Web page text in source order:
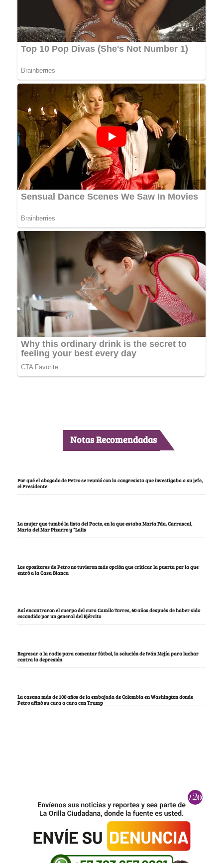
Notas Recomendadas
Por qué el abogado de Petro se reunió con la congresista que investigaba a su jefe,
el Presidente
La mujer que tumbó la lista del Pacto, en la que estaba María Fda. Carrascal,
María del Mar Pizarro y “Lalis
Los opositores de Petro no tuvieron más opción que criticar la puerta por la que
entró a la Casa Blanca
Así encontraron el cuerpo del cura Camilo Torres, 60 años después de haber sido
escondido por un general del Ejército
Regresar a la radio para comentar fútbol, la solución de Iván Mejía para luchar
contra la depresión
La casona más de 100 años de la embajada de Colombia en Washington donde
Petro afinó su cara a cara con Trump